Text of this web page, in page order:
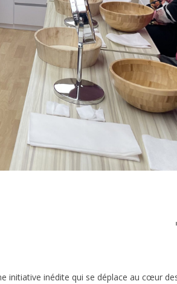
initiative inédite qui se déplace au cœur